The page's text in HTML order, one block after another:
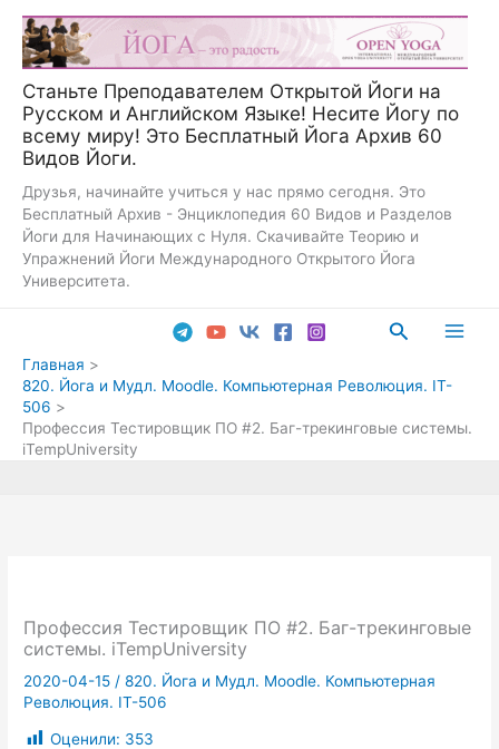
Перейти
содержимому
Станьте Преподавателем Открытой Йоги на
Русском и Английском Языке! Несите Йогу по
всему миру! Это Бесплатный Йога Архив 60
Видов Йоги.
Друзья, начинайте учиться у нас прямо сегодня. Это
Бесплатный Архив - Энциклопедия 60 Видов и Разделов
Йоги для Начинающих с Нуля. Скачивайте Теорию и
Упражнений Йоги Международного Открытого Йога
Университета.
Поиск
Главная
820. Йога и Мудл. Moodle. Компьютерная Революция. IT-
506
Профессия Тестировщик ПО #2. Баг-трекинговые системы.
iTempUniversity
Профессия Тестировщик ПО #2. Баг-трекинговые
системы. iTempUniversity
2020-04-15 /820. Йога и Мудл. Moodle. Компьютерная
Революция. IT-506
Оценили: 353